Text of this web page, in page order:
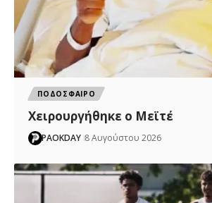
ΠΟΔΟΣΦΑΙΡΟ
Χειρουργήθηκε ο Μεϊτέ
PAOKDAY 8 Αυγούστου 2026